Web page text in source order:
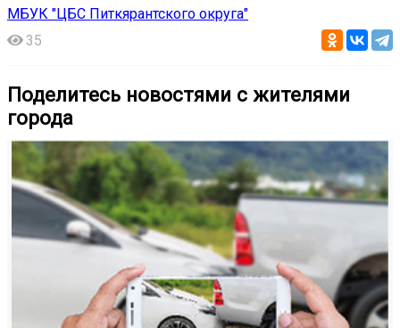
МБУК "ЦБС Питкярантского округа"
35
Поделитесь новостями с жителями
города